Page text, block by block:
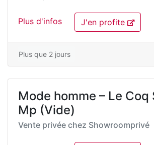
Plus d'infos J'en profite
Plus que 2 jours
Mode homme – Le Coq
Mp (Vide)
Vente privée chez Showroomprivé